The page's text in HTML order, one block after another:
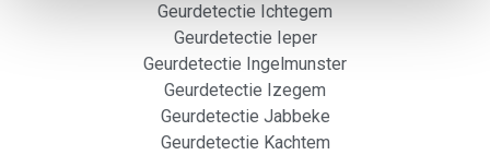
Geurdetectie Ichtegem
Geurdetectie Ieper
Geurdetectie Ingelmunster
Geurdetectie Izegem
Geurdetectie Jabbeke
Geurdetectie Kachtem